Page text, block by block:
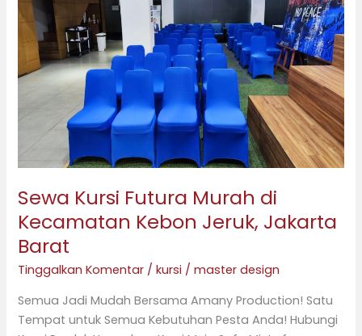
Sewa Kursi Futura Murah di
Kecamatan Kebon Jeruk, Jakarta
Barat
Tinggalkan Komentar /kursi /master design
Semua Jadi Mudah Bersama Amany Production! Satu
Tempat untuk Semua Kebutuhan Pesta Anda! Hubungi
di
Kecamatan
Kebon
Jeruk,
Jakarta
Barat